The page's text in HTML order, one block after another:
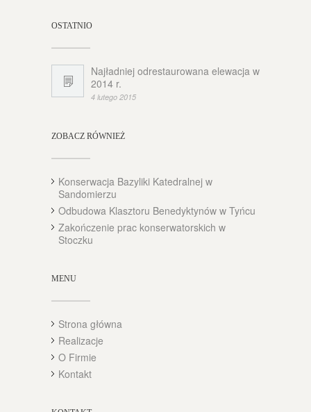
OSTATNIO
Najładniej odrestaurowana elewacja w
2014 r.
4 lutego 2015
ZOBACZ RÓWNIEŻ
Konserwacja Bazyliki Katedralnej w
Sandomierzu
Odbudowa Klasztoru Benedyktynów w Tyńcu
Zakończenie prac konserwatorskich w
Stoczku
MENU
Strona główna
Realizacje
O Firmie
Kontakt